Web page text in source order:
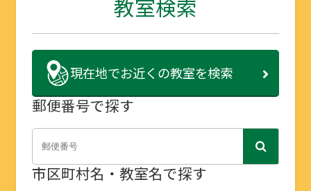
教室検索
現在地でお近くの教室を検索
郵便番号で探す
市区町村名・教室名で探す